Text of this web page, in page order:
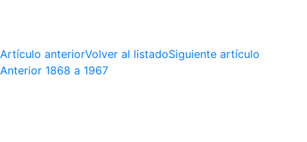
Artículo anteriorVolver al listadoSiguiente artículo
Anterior 1868 a 1967